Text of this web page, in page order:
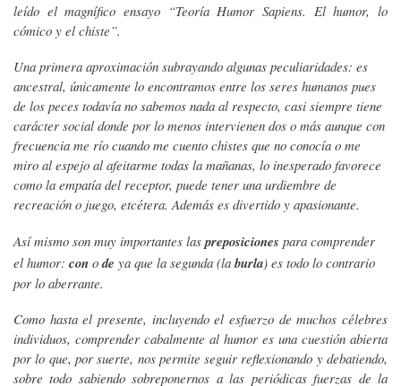
leído el magnífico ensayo “Teoría Humor Sapiens. El humor, lo
cómico y el chiste”.
Una primera aproximación subrayando algunas peculiaridades: es
ancestral, únicamente lo encontramos entre los seres humanos pues
de los peces todavía no sabemos nada al respecto, casi siempre tiene
carácter social donde por lo menos intervienen dos o más aunque con
frecuencia me río cuando me cuento chistes que no conocía o me
miro al espejo al afeitarme todas la mañanas, lo inesperado favorece
como la empatía del receptor, puede tener una urdiembre de
recreación o juego, etcétera. Además es divertido y apasionante.
Así mismo son muy importantes las preposiciones para comprender
el humor: con ode ya que la segunda (la burla) es todo lo contrario
por lo aberrante.
Como hasta el presente, incluyendo el esfuerzo de muchos célebres
individuos, comprender cabalmente al humor es una cuestión abierta
por lo que, por suerte, nos permite seguir reflexionando y debatiendo,
sobre todo sabiendo sobreponernos a las periódicas fuerzas de la